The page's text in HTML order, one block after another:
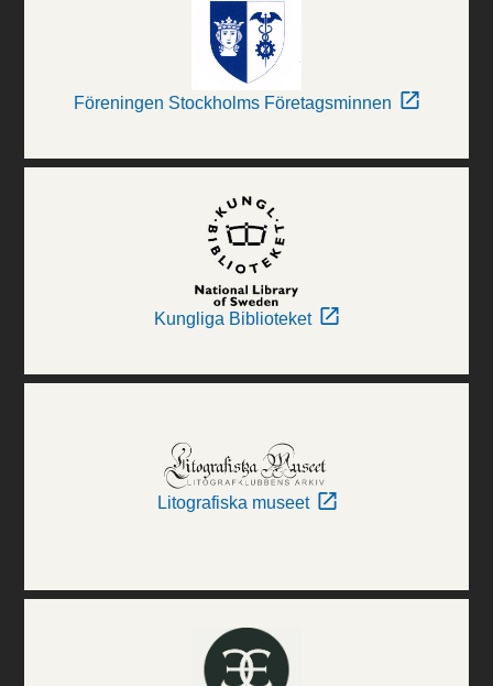
Föreningen Stockholms Företagsminnen
Kungliga Biblioteket
Litografiska museet